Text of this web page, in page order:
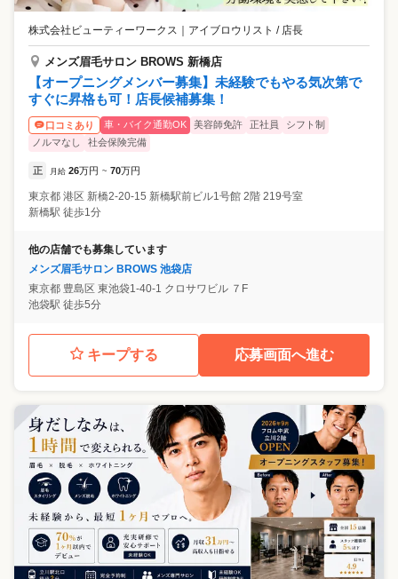
株式会社ビューティーワークス ｜ アイブロウリスト / 店長
メンズ眉毛サロン BROWS 新橋店
【オープニングメンバー募集】未経験でもやる気次第で
すぐに昇格も可！店長候補募集！
口コミあり 車・バイク通勤OK 美容師免許 正社員
シフト制
ノルマなし
社会保険完備
正 月給 26万円 ~ 70万円
東京都 港区 新橋2-20-15 新橋駅前ビル1号館 2階 219号室
新橋駅 徒歩1分
他の店舗でも募集しています
メンズ眉毛サロン BROWS 池袋店
東京都 豊島区 東池袋1-40-1 クロサワビル ７F
池袋駅 徒歩5分
キープする 応募画面へ進む